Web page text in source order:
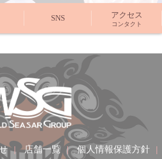
SNS アクセス
コンタクト
| 店舗一覧 | 個人情報保護方針
|